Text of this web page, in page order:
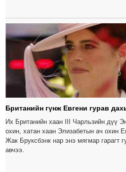
Британийн гүнж Евгени гурав
Их Британийн хаан III Чарльзийн дүү
охин, хатан хаан Элизабетын ач охин
Жак Бруксбэнк нар энэ мягмар гарагт
авчээ.